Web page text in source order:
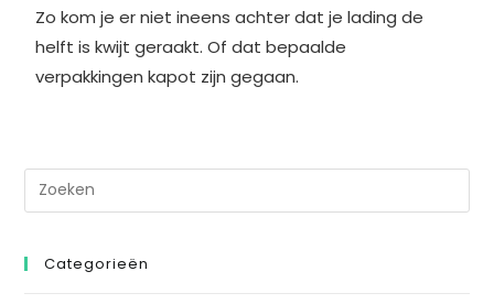
Zo kom je er niet ineens achter dat je lading de
helft is kwijt geraakt. Of dat bepaalde
verpakkingen kapot zijn gegaan.
Categorieën